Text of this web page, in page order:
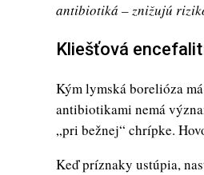
antibiotiká – znižujú
Kliešťová
Kým lymská borelióza
antibiotikami nemá
„pri bežnej“ chrípke.
Keď príznaky ustúpia,